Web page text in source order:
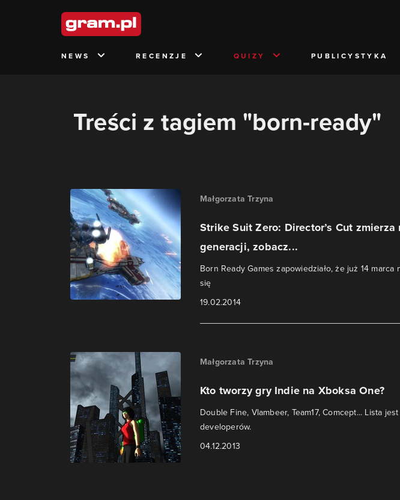
NEWS RECENZJE QUIZY PUBLICYSTYKA
Treści z tagiem "born-ready"
Małgorzata Trzyna
Strike Suit Zero: Director’s Cut
generacji, zobacz...
Born Ready Games zapowiedziało, że już 14
się
19.02.2014
Małgorzata Trzyna
Kto tworzy gry Indie na Xboksa One?
Double Fine, Vlambeer, Team17, Comcept... Lista
developerów.
04.12.2013